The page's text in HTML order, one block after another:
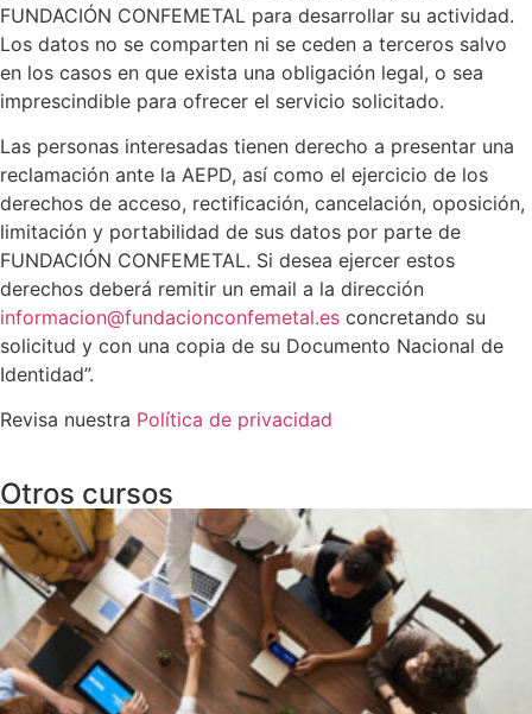
FUNDACIÓN CONFEMETAL para desarrollar su actividad.
Los datos no se comparten ni se ceden a terceros salvo
en los casos en que exista una obligación legal, o sea
imprescindible para ofrecer el servicio solicitado.
Las personas interesadas tienen derecho a presentar una
reclamación ante la AEPD, así como el ejercicio de los
derechos de acceso, rectificación, cancelación, oposición,
limitación y portabilidad de sus datos por parte de
FUNDACIÓN CONFEMETAL. Si desea ejercer estos
derechos deberá remitir un email a la dirección
informacion@fundacionconfemetal.es concretando su
solicitud y con una copia de su Documento Nacional de
Identidad”.
Revisa nuestra Política de privacidad
Otros cursos